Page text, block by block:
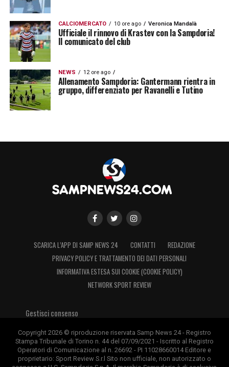
CALCIOMERCATO 10 ore ago Veronica Mandalà
Ufficiale il rinnovo di Krastev con la Sampdoria!
Il comunicato del club
NEWS 12 ore ago
Allenamento Sampdoria: Gantermann rientra in
gruppo, differenziato per Ravanelli e Tutino
SCARICA L’APP DI SAMP NEWS 24 CONTATTI
REDAZIONE
PRIVACY POLICY E TRATTAMENTO DEI DATI PERSONALI
INFORMATIVA ESTESA SUI COOKIE (COOKIE POLICY)
NETWORK SPORT REVIEW
Gestisci consenso
Copyright 2026 © riproduzione riservata Samp News 24 - Registro
Stampa Tribunale di Torino n. 44 del 07/09/2021 - Iscritto al Registro
Operatori di Comunicazione al n. 26692 - PI 11028660014 Editore e
proprietario: Sport Review S.r.l Sito non ufficiale, non autorizzato o